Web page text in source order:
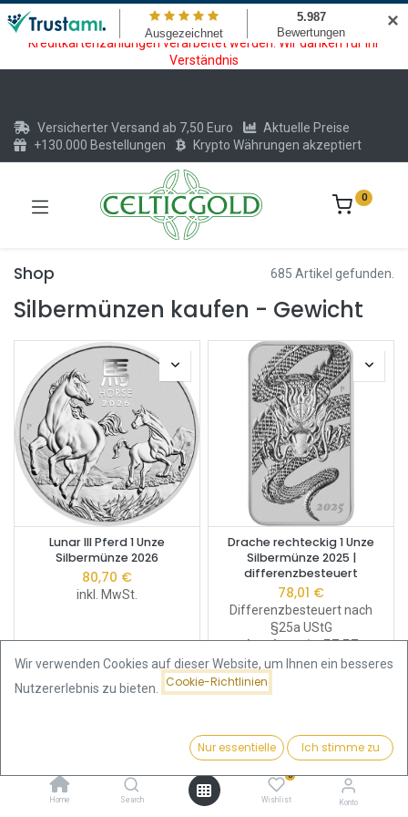
Wartungsarbeiten am Kreditkarten und Krypto Bezahlmodul. In der
Zeit vom 20.07. - 09.08.2026 können keine Krypto oder
Kreditkartenzahlungen verarbeitet werden. Wir danken für Ihr
Verständnis
Beliebteste
Home Search
0
Wishlist Konto
Versicherter Versand ab 7,50 Euro
Aktuelle Preise
+130.000 Bestellungen
Krypto Währungen akzeptiert
0
Shop 685 Artikel gefunden.
Silbermünzen kaufen - Gewicht
Lunar III Pferd 1 Unze
Silbermünze 2026
80,70 €
inkl. MwSt.
Drache rechteckig 1 Unze
Silbermünze 2025 |
differenzbesteuert
78,01 €
Differenzbesteuert nach
§25a UStG
Ankaufspreis:57,57€
Wir verwenden Cookies auf dieser Website, um Ihnen ein besseres
Nutzererlebnis zu bieten.
Cookie-Richtlinien
Nur essentielle Ich stimme zu
✕